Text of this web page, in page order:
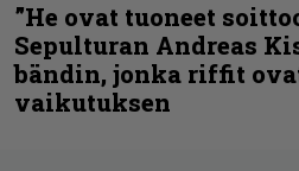
”He ovat tuoneet
Sepulturan Andreas
bändin, jonka riffit
vaikutuksen